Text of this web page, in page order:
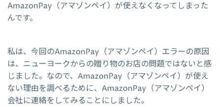
AmazonPay（アマゾンペイ）が使えなくなってしまった
んです。
私は、今回のAmazonPay（アマゾンペイ）エラーの原因
は、ニューヨークからの贈り物のお店の問題ではないと感
じました。なので、AmazonPay（アマゾンペイ）が使え
ない理由を調べるために、AmazonPay（アマゾンペイ）
会社に連絡をしてみることにしました。